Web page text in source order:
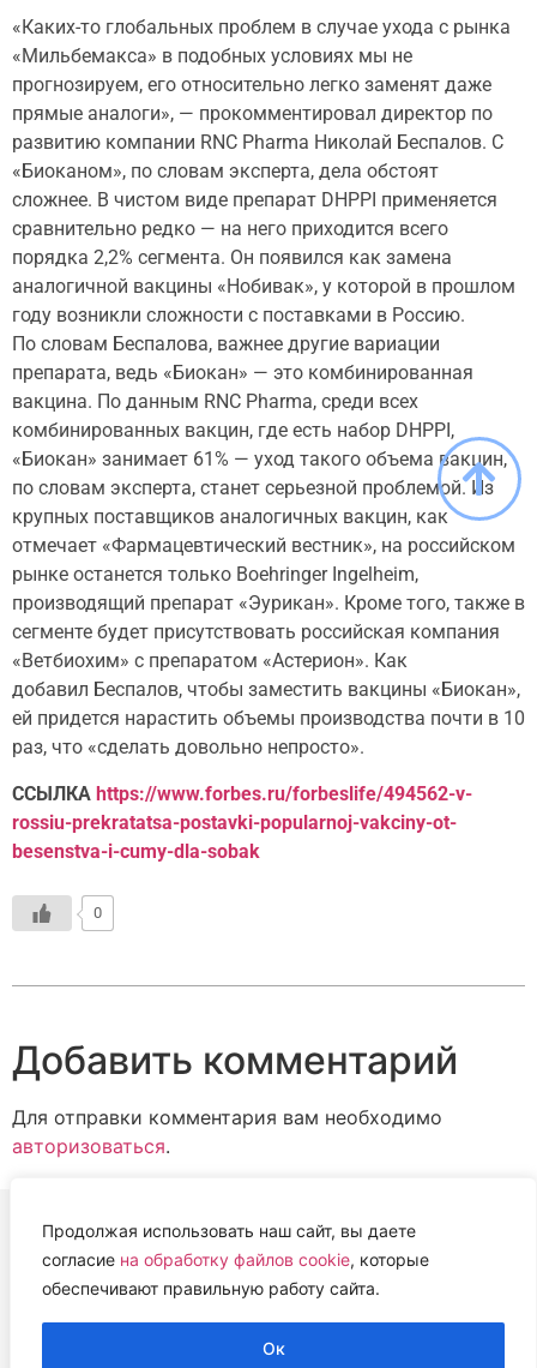
Продолжая использовать наш сайт, вы даете
согласие на обработку файлов cookie, которые
обеспечивают правильную работу сайта.
Ок
«Каких-то глобальных проблем в случае ухода с рынка
«Мильбемакса» в подобных условиях мы не
прогнозируем, его относительно легко заменят даже
прямые аналоги», — прокомментировал директор по
развитию компании RNC Pharma Николай Беспалов. С
«Биоканом», по словам эксперта, дела обстоят
сложнее. В чистом виде препарат DHPPI применяется
сравнительно редко — на него приходится всего
порядка 2,2% сегмента. Он появился как замена
аналогичной вакцины «Нобивак», у которой в прошлом
году возникли сложности с поставками в Россию.
По словам Беспалова, важнее другие вариации
препарата, ведь «Биокан» — это комбинированная
вакцина. По данным RNC Pharma, среди всех
комбинированных вакцин, где есть набор DHPPI,
«Биокан» занимает 61% — уход такого объема вакцин,
по словам эксперта, станет серьезной проблемой. Из
крупных поставщиков аналогичных вакцин, как
отмечает «Фармацевтический вестник», на российском
рынке останется только Boehringer Ingelheim,
производящий препарат «Эурикан». Кроме того, также в
сегменте будет присутствовать российская компания
«Ветбиохим» с препаратом «Астерион». Как
добавил Беспалов, чтобы заместить вакцины «Биокан»,
ей придется нарастить объемы производства почти в 10
раз, что «сделать довольно непросто».
ССЫЛКА https://www.forbes.ru/forbeslife/494562-v-
rossiu-prekratatsa-postavki-popularnoj-vakciny-ot-
besenstva-i-cumy-dla-sobak
0
Добавить комментарий
Для отправки комментария вам необходимо
авторизоваться.
ВЕТЕРИНАРНАЯ АССОЦИАЦИЯ
НИЖЕГОРОДСКОЙ ОБЛАСТИ (НОВА)
2022 г.